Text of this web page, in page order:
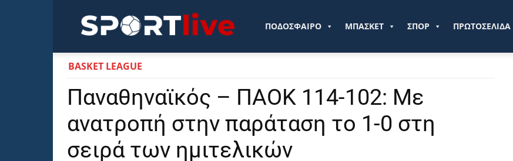
Sportlive.grΠΟΔΟΣΦΑΙΡΟ ΜΠΑΣΚΕΤ ΣΠΟΡ ΠΡΩΤΟΣΕΛΙΔΑ
BASKET LEAGUE
Παναθηναϊκός – ΠΑΟΚ 114-102: Με
ανατροπή στην παράταση το 1-0 στη
σειρά των ημιτελικών